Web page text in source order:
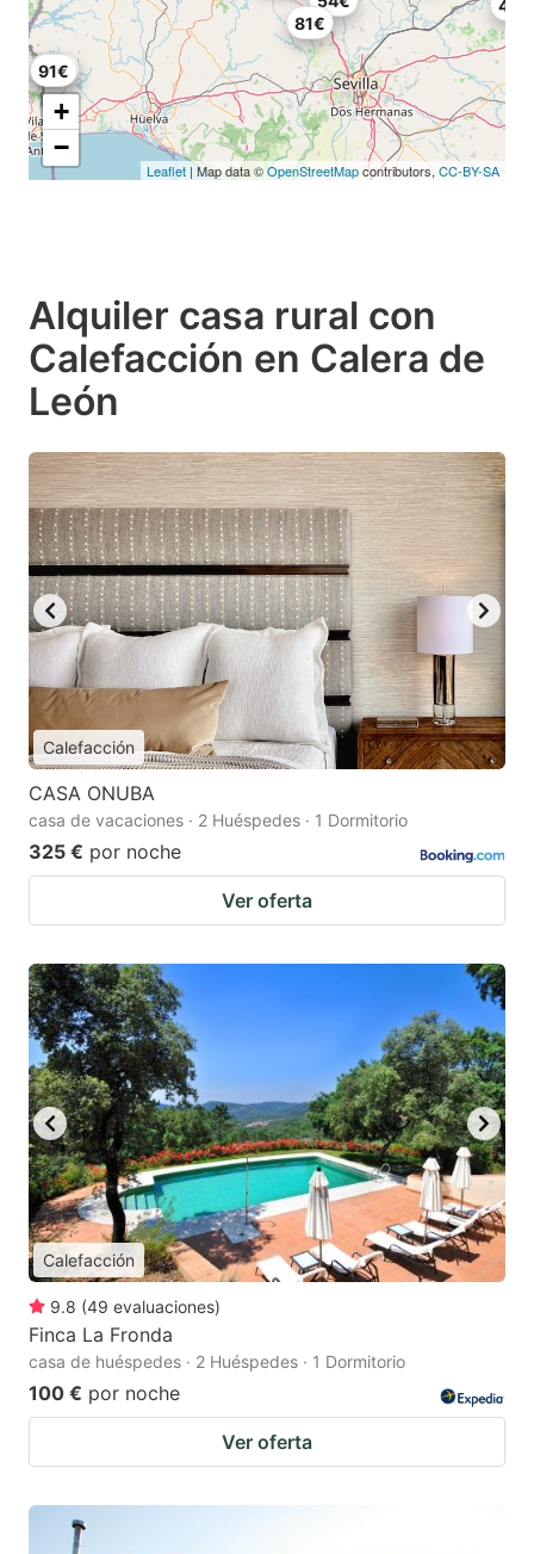
49€
68€
81€
91€
+
−
Leaflet | Map data ©OpenStreetMapcontributors,CC-BY-SA
Alquiler casa rural con
Calefacción en Calera de
León
Calefacción
CASA ONUBA
casa de vacaciones · 2 Huéspedes · 1 Dormitorio
325 € por noche
Ver oferta
Calefacción
9.8 (49 evaluaciones)
Finca La Fronda
casa de huéspedes · 2 Huéspedes · 1 Dormitorio
100 € por noche
Ver oferta